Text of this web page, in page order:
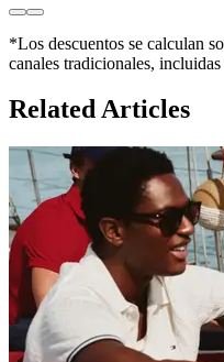
*Los descuentos se calculan
canales tradicionales,
Related Articles